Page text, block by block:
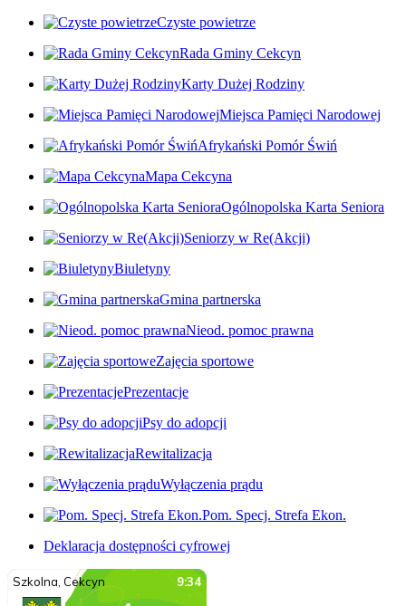
Czyste powietrze
Rada Gminy Cekcyn
Karty Dużej Rodziny
Miejsca Pamięci Narodowej
Afrykański Pomór Świń
Mapa Cekcyna
Ogólnopolska Karta Seniora
Seniorzy w Re(Akcji)
Biuletyny
Gmina partnerska
Nieod. pomoc prawna
Zajęcia sportowe
Prezentacje
Psy do adopcji
Rewitalizacja
Wyłączenia prądu
Pom. Specj. Strefa Ekon.
Deklaracja dostępności cyfrowej